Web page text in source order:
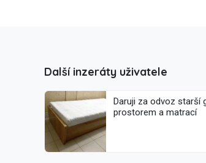
Další inzeráty uživatele
Daruji za odvoz starší gauč s úložným
prostorem a matrací